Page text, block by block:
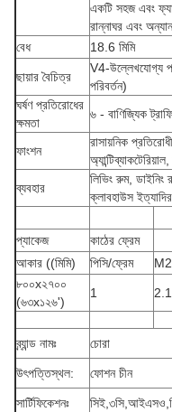
একটি সহজ এবং
রান্নাঘর এবং
বেধ
18.6 মিমি
ছায়ার বৈচিত্র
V4-উল্লেখযোগ্য
পরিবর্তন)
ঘর্ষণ প্রতিরোধের
ক্ষমতা
৬ - বাণিজ্যিক
ফাংশন
রাসায়নিক
ব্যবহার
লিভিং রুম,
ক্লাবহাউস
প্যাকেজ
কাঠের ফ্রেম
আকার ((মিমি)
পিসি/ফ্রেম
৮০০x২৭০০
(৬৩x১২৬')
1
ব্র্যান্ড নামঃ চোরা
উৎপত্তিস্থল: ফোশন চীন
সার্টিফিকেশনঃ